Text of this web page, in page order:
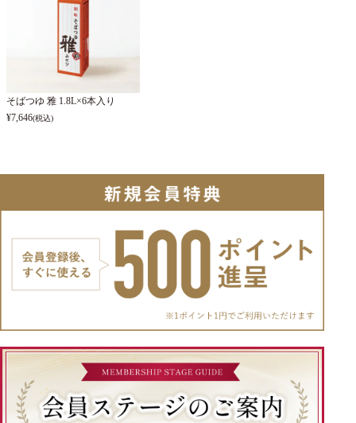
そばつゆ 雅 1.8L×6本入り
¥7,646(税込)